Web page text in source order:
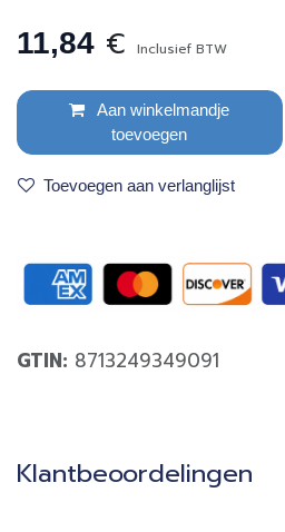
11,84 € Inclusief BTW
Aan winkelmandje
toevoegen
Toevoegen aan verlanglijst
GTIN: 8713249349091
Klantbeoordelingen